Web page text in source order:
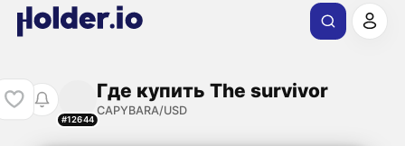
#12644
Где купить The survivor
CAPYBARA/USD